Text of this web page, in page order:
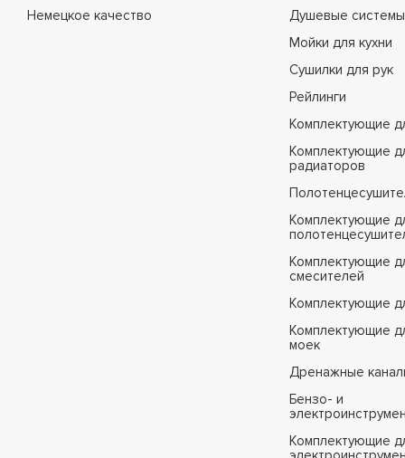
Немецкое качество
Душевые системы
Мойки для кухни
Сушилки для рук
Рейлинги
Комплектующие
Комплектующие
радиаторов
Комплектующие
Комплектующие
смесителей
Комплектующие
Комплектующие
моек
Дренажные
Бензо- и
Комплектующие